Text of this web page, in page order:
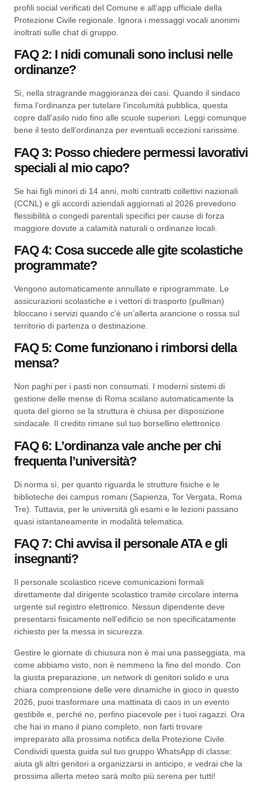
profili social verificati del Comune e all’app ufficiale della
Protezione Civile regionale. Ignora i messaggi vocali anonimi
inoltrati sulle chat di gruppo.
FAQ 2: I nidi comunali sono inclusi nelle
ordinanze?
Sì, nella stragrande maggioranza dei casi. Quando il sindaco
firma l’ordinanza per tutelare l’incolumità pubblica, questa
copre dall’asilo nido fino alle scuole superiori. Leggi comunque
bene il testo dell’ordinanza per eventuali eccezioni rarissime.
FAQ 3: Posso chiedere permessi lavorativi
speciali al mio capo?
Se hai figli minori di 14 anni, molti contratti collettivi nazionali
(CCNL) e gli accordi aziendali aggiornati al 2026 prevedono
flessibilità o congedi parentali specifici per cause di forza
maggiore dovute a calamità naturali o ordinanze locali.
FAQ 4: Cosa succede alle gite scolastiche
programmate?
Vengono automaticamente annullate e riprogrammate. Le
assicurazioni scolastiche e i vettori di trasporto (pullman)
bloccano i servizi quando c’è un’allerta arancione o rossa sul
territorio di partenza o destinazione.
FAQ 5: Come funzionano i rimborsi della
mensa?
Non paghi per i pasti non consumati. I moderni sistemi di
gestione delle mense di Roma scalano automaticamente la
quota del giorno se la struttura è chiusa per disposizione
sindacale. Il credito rimane sul tuo borsellino elettronico.
FAQ 6: L’ordinanza vale anche per chi
frequenta l’università?
Di norma sì, per quanto riguarda le strutture fisiche e le
biblioteche dei campus romani (Sapienza, Tor Vergata, Roma
Tre). Tuttavia, per le università gli esami e le lezioni passano
quasi istantaneamente in modalità telematica.
FAQ 7: Chi avvisa il personale ATA e gli
insegnanti?
Il personale scolastico riceve comunicazioni formali
direttamente dal dirigente scolastico tramite circolare interna
urgente sul registro elettronico. Nessun dipendente deve
presentarsi fisicamente nell’edificio se non specificatamente
richiesto per la messa in sicurezza.
Gestire le giornate di chiusura non è mai una passeggiata, ma
come abbiamo visto, non è nemmeno la fine del mondo. Con
la giusta preparazione, un network di genitori solido e una
chiara comprensione delle vere dinamiche in gioco in questo
2026, puoi trasformare una mattinata di caos in un evento
gestibile e, perché no, perfino piacevole per i tuoi ragazzi. Ora
che hai in mano il piano completo, non farti trovare
impreparato alla prossima notifica della Protezione Civile.
Condividi questa guida sul tuo gruppo WhatsApp di classe:
aiuta gli altri genitori a organizzarsi in anticipo, e vedrai che la
prossima allerta meteo sarà molto più serena per tutti!